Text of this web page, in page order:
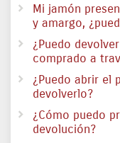
Mi jamón
y amargo,
¿Puedo
comprado a
¿Puedo abrir el
devolverlo?
¿Cómo puedo
devolución?